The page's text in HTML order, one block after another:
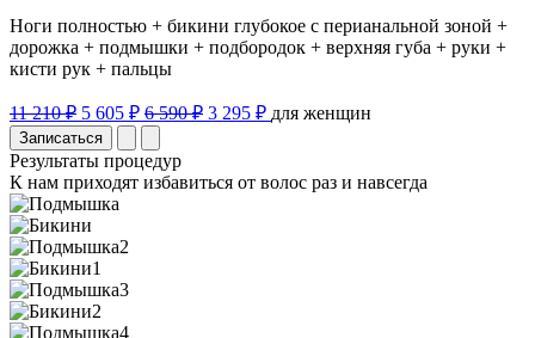
Ноги полностью + бикини глубокое с перианальной зоной +
дорожка + подмышки + подбородок + верхняя губа + руки +
кисти рук + пальцы
11 210 ₽ 5 605 ₽ 6 590 ₽ 3 295 ₽ для женщин
Записаться
Результаты процедур
К нам приходят избавиться от волос раз и навсегда